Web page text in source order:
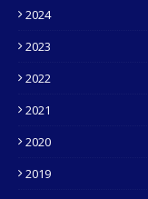
2024
2023
2022
2021
2020
2019